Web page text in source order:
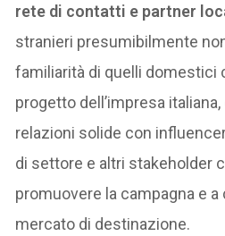
rete di contatti e partner
stranieri presumibilmente
familiarità di quelli domestici
progetto dell’impresa
relazioni solide con
di settore e altri stakeholder
promuovere la campagna e
mercato di destinazione.